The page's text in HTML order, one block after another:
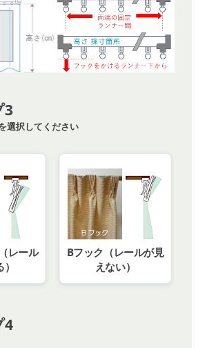
3
選択してください
レール Bフック（レールが見
えない）
4